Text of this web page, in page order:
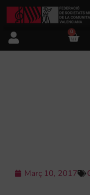
FSMCV
Actualitat
0
Març 10, 2017